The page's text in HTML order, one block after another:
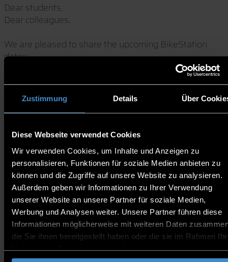
Zustimmung Details Über
Diese Webseite verwendet Cookies
Wir verwenden Cookies, um Inhalte und Anzeigen zu
personalisieren, Funktionen für soziale Medien anbieten zu
können und die Zugriffe auf unsere Website zu analysieren.
Außerdem geben wir Informationen zu Ihrer Verwendung
unserer Website an unsere Partner für soziale Medien,
Werbung und Analysen weiter. Unsere Partner führen diese
Informationen möglicherweise mit weiteren Daten
die Sie ihnen bereitgestellt haben oder die sie im Rahmen
Dear students,
Dear colleagues,
We are pleased to share the upcoming BikeStation
dates:
Location: In front of the SILC Building (indoors in the
SILC Building in case of bad weather)
Time: Tuesday at 1:45 pm
Dates:
2 June 2026
9 June 2026
16 June 2026
23 June 2026
30 June 2026
7 July 2026
Miguel will be there to support you with tools,
cleaning supplies, and oils to help maintain your bike.